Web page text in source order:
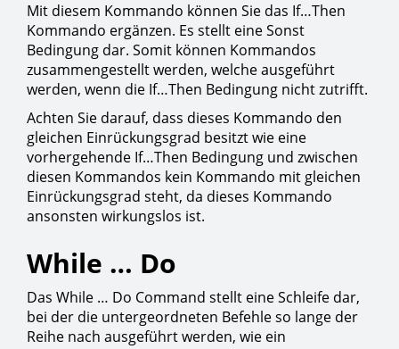
Mit diesem Kommando können Sie das If…Then
Kommando ergänzen. Es stellt eine Sonst
Bedingung dar. Somit können Kommandos
zusammengestellt werden, welche ausgeführt
werden, wenn die If…Then Bedingung nicht zutrifft.
Achten Sie darauf, dass dieses Kommando den
gleichen Einrückungsgrad besitzt wie eine
vorhergehende If…Then Bedingung und zwischen
diesen Kommandos kein Kommando mit gleichen
Einrückungsgrad steht, da dieses Kommando
ansonsten wirkungslos ist.
While … Do
Das While … Do Command stellt eine Schleife dar,
bei der die untergeordneten Befehle so lange der
Reihe nach ausgeführt werden, wie ein